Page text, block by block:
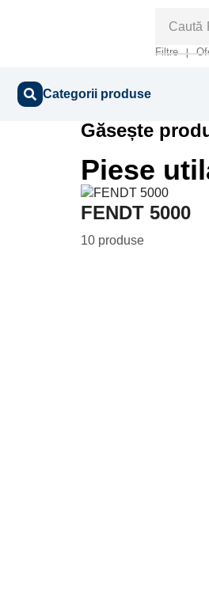
Caută
Filtre ❘
Categorii produse
Găsește
Piese
FENDT 5000
10 produse